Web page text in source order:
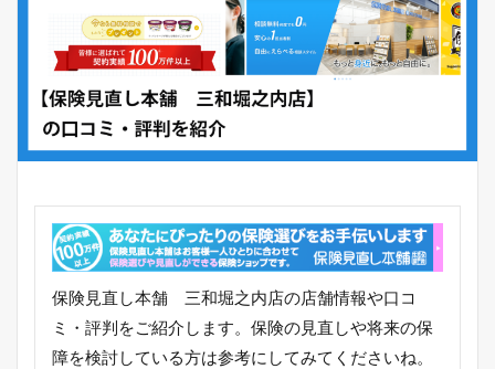
保険見直し本舗 三和堀之内店の店舗情報や口コ
ミ・評判をご紹介します。保険の見直しや将来の保
障を検討している方は参考にしてみてくださいね。